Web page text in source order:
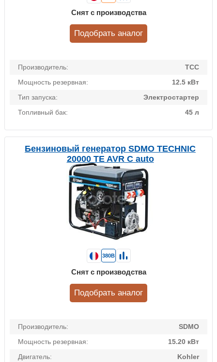
Производитель:
ТСС
Мощность резервная:
12.5 кВт
Тип запуска:
Электростартер
Топливный бак:
45 л
Снят с производства
Подобрать аналог
Бензиновый генератор SDMO TECHNIC
20000 TE AVR C auto
Производитель:
SDMO
Мощность резервная:
15.20 кВт
Двигатель:
Kohler
380В
Снят с производства
Подобрать аналог